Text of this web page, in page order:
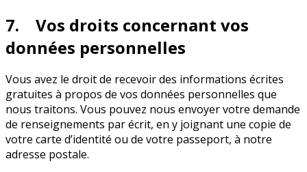
7. Vos droits concernant vos
données personnelles
Vous avez le droit de recevoir des informations écrites
gratuites à propos de vos données personnelles que
nous traitons. Vous pouvez nous envoyer votre demande
de renseignements par écrit, en y joignant une copie de
votre carte d’identité ou de votre passeport, à notre
adresse postale.